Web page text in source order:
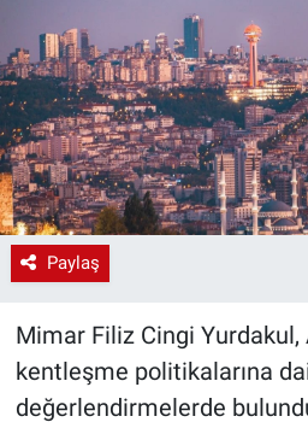
Paylaş
Mimar Filiz Cingi Yurdakul,
kentleşme politikalarına
değerlendirmelerde